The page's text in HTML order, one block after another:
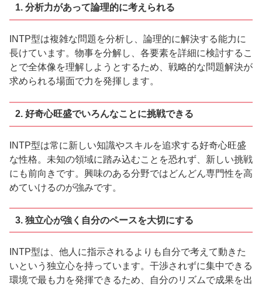
1. 分析力があって論理的に考えられる
INTP型は複雑な問題を分析し、論理的に解決する能力に
長けています。物事を分解し、各要素を詳細に検討するこ
とで全体像を理解しようとするため、戦略的な問題解決が
求められる場面で力を発揮します。
2. 好奇心旺盛でいろんなことに挑戦できる
INTP型は常に新しい知識やスキルを追求する好奇心旺盛
な性格。未知の領域に踏み込むことを恐れず、新しい挑戦
にも前向きです。興味のある分野ではどんどん専門性を高
めていけるのが強みです。
3. 独立心が強く自分のペースを大切にする
INTP型は、他人に指示されるよりも自分で考えて動きた
いという独立心を持っています。干渉されずに集中できる
環境で最も力を発揮できるため、自分のリズムで成果を出